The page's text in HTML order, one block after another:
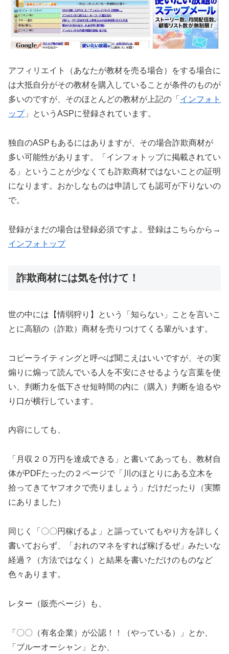
アフィリエイト（あなたが教材を売る場合）をする場合に
は大抵自分がその教材を購入していることが条件のものが
多いのですが、そのほとんどの教材が上記の「 インフォト
ップ」というASPに登録されています。
独自のASPもあるにはありますが、その場合詐欺商材が
多い可能性があります。「インフォトップに掲載されてい
る」ということが少なくても詐欺商材ではないことの証明
になります。おかしなものは申請しても認可が下りないの
で。
登録がまだの場合は登録必須ですよ。登録はこちらから→
インフォトップ
詐欺商材には気を付けて！
世の中には【情弱狩り】という「知らない」ことを言いこ
とに高額の（詐欺）商材を売りつけてくる輩がいます。
コピーライティングと呼べば聞こえはいいですが、その実
煽りに煽って読んでいる人を不安にさせるような言葉を使
い、判断力を低下させ短時間の内に（購入）判断を迫るや
り口が横行しています。
内容にしても、
「月収２０万円を達成できる」と書いてあっても、教材自
体がPDFたったの２ページで「川のほとりにある立木を
拾ってきてヤフオクで売りましょう」だけだったり（実際
にありました）
同じく「〇〇円稼げるよ」と謳っていてもやり方を詳しく
書いておらず、「おれのマネをすれば稼げるぜ」みたいな
経過？（方法ではなく）と結果を書いただけのものなど
色々あります。
レター（販売ページ）も、
「〇〇（有名企業）が公認！！（やっている）」とか、
「ブルーオーシャン」とか、